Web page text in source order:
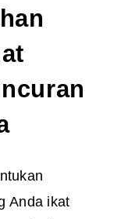
Anda ikat